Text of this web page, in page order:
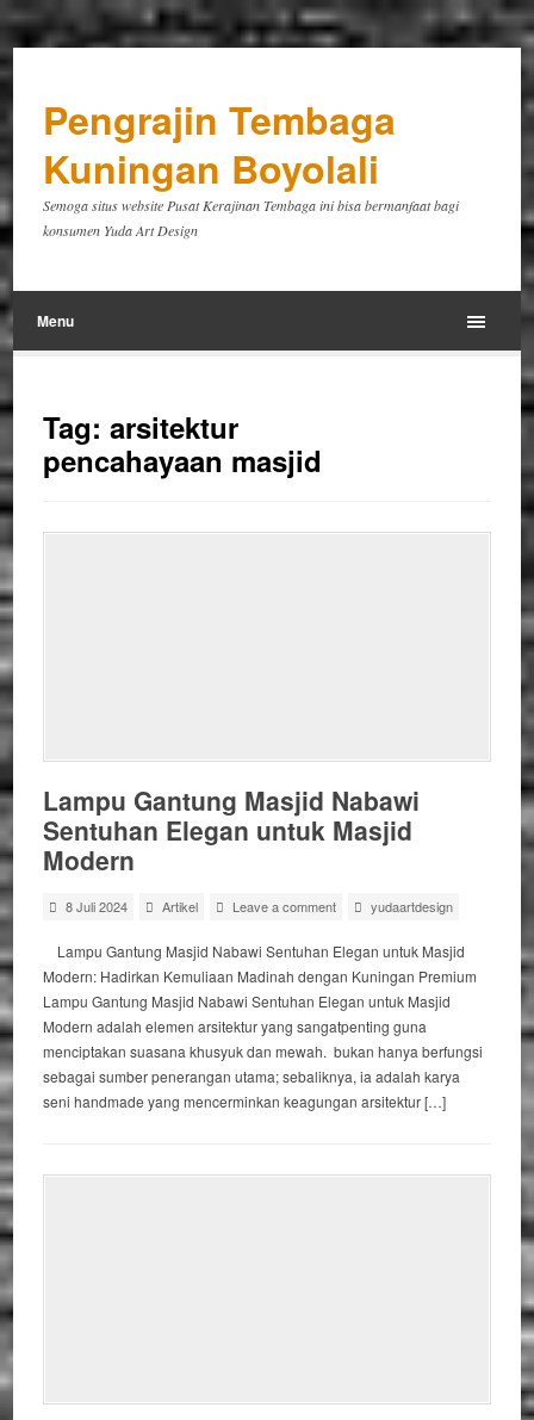
Pengrajin Tembaga
Kuningan Boyolali
Semoga situs website Pusat Kerajinan Tembaga ini bisa bermanfaat bagi
konsumen Yuda Art Design
Menu
Tag:arsitektur
pencahayaan masjid
Lampu Gantung Masjid Nabawi
Sentuhan Elegan untuk Masjid
Modern
8 Juli 2024 Artikel Leave a comment yudaartdesign
Lampu Gantung Masjid Nabawi Sentuhan Elegan untuk Masjid
Modern: Hadirkan Kemuliaan Madinah dengan Kuningan Premium
Lampu Gantung Masjid Nabawi Sentuhan Elegan untuk Masjid
Modern adalah elemen arsitektur yang sangatpenting guna
menciptakan suasana khusyuk dan mewah. bukan hanya berfungsi
sebagai sumber penerangan utama; sebaliknya, ia adalah karya
seni handmade yang mencerminkan keagungan arsitektur […]